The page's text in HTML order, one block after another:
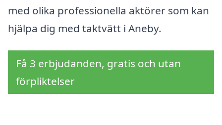
med olika professionella aktörer som kan
hjälpa dig med taktvätt i Aneby.
Få 3 erbjudanden, gratis och utan
förpliktelser